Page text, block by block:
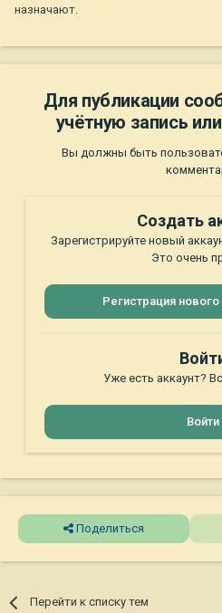
назначают.
Для публикации
учётную запись
Вы должны быть
Создать
Зарегистрируйте новый
Это очень
Регистрация
Уже есть аккаунт?
Войти
Поделиться
Перейти к списку тем